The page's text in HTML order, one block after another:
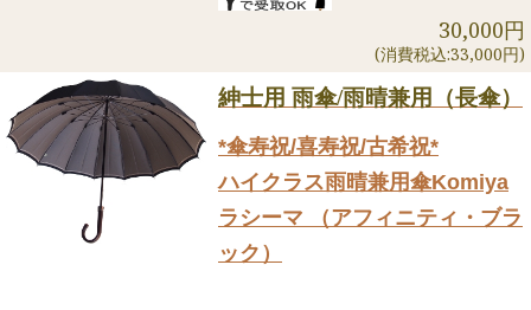
30,000円
(消費税込:33,000円)
紳士用 雨傘/雨晴兼用（長傘）
*傘寿祝/喜寿祝/古希祝*
ハイクラス雨晴兼用傘Komiya
ラシーマ （アフィニティ・ブラ
ック）